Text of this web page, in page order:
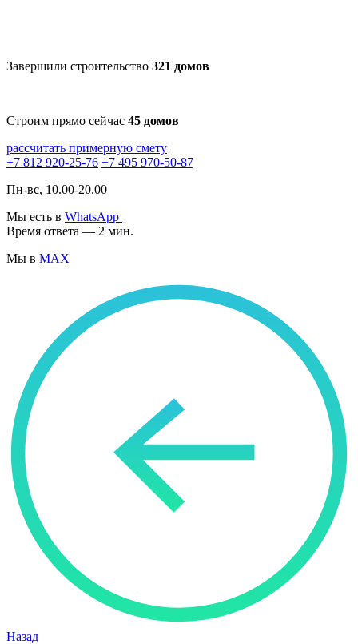
Завершили строительство 321 домов
Строим прямо сейчас 45 домов
рассчитать примерную смету
+7 812 920-25-76 +7 495 970-50-87
Пн-вс, 10.00-20.00
Мы есть в WhatsApp
Время ответа — 2 мин.
Мы в MAX
Назад